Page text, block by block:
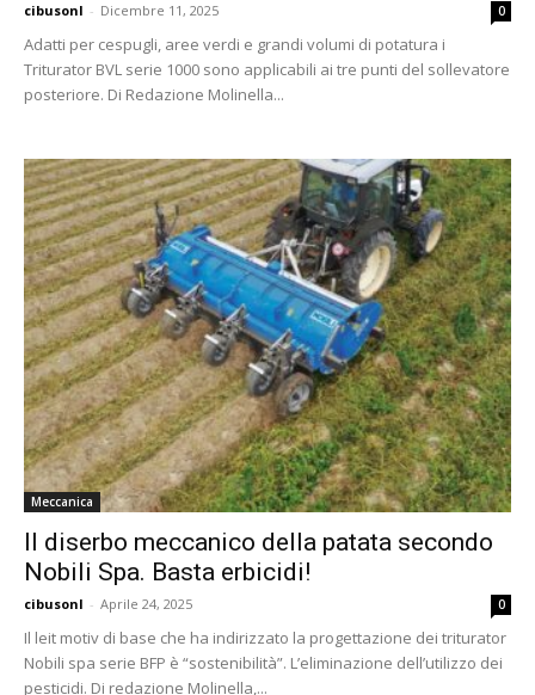
cibusonl - Dicembre 11, 2025 0
Adatti per cespugli, aree verdi e grandi volumi di potatura i
Triturator BVL serie 1000 sono applicabili ai tre punti del sollevatore
posteriore. Di Redazione Molinella...
Meccanica
Il diserbo meccanico della patata secondo
Nobili Spa. Basta erbicidi!
cibusonl - Aprile 24, 2025 0
Il leit motiv di base che ha indirizzato la progettazione dei triturator
Nobili spa serie BFP è “sostenibilità”. L’eliminazione dell’utilizzo dei
pesticidi. Di redazione Molinella,...